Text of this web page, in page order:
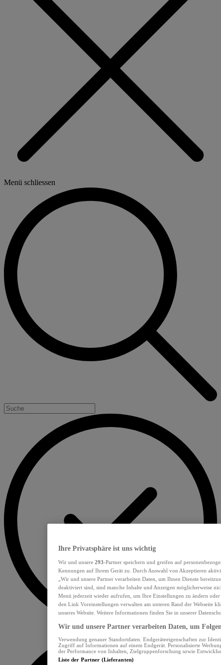
Menü schliessen
Ihre Privatsphäre ist uns wichtig
Wir und unsere 293-Partner speichern und greifen auf
Kennungen auf Ihrem Gerät zu. Durch Auswahl von Akzeptieren
„Wir und unsere Partner verarbeiten Daten, um Ihnen Dienste
deaktiviert sind, sind manche Inhalte und Anzeigen möglicherweise
Menü jederzeit wieder aufrufen, um Ihre Einstellungen zu ändern
den Link Voreinstellungen verwalten am unteren Rand der Webseite
unseres Website. Weitere Informationen finden Sie in unserer
Wir und unsere Partner verarbeiten Daten, um
Verwendung genauer Standortdaten. Endgeräteeigenschaften zur
Zugriff auf Informationen auf einem Endgerät. Personalisierte
der Performance von Inhalten, Zielgruppenforschung sowie
Liste der Partner (Lieferanten)